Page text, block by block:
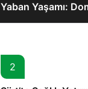
Yaban Yaşamı:
Karede
2